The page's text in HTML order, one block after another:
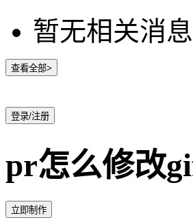
暂无相关消息
查看全部>
登录/注册
pr怎么修改
立即制作